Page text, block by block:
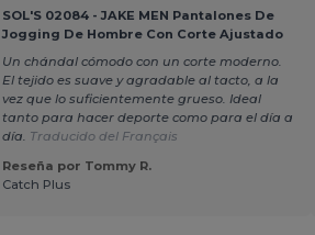
SOL'S 02084 - JAKE MEN Pantalones De
Jogging De Hombre Con Corte Ajustado
Un chándal cómodo con un corte moderno.
El tejido es suave y agradable al tacto, a la
vez que lo suficientemente grueso. Ideal
tanto para hacer deporte como para el día a
día. Traducido del Français
Reseña por Tommy R.
Catch Plus